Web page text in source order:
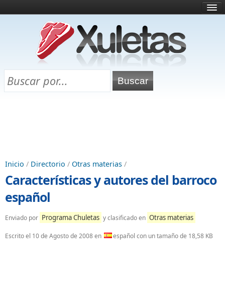
¿Qué es esto?
Directorio
Chuletas para exámenes
Inicio / Directorio / Otras materias /
Características y autores del barroco
español
Enviado por Programa Chuletas y clasificado en Otras materias
Escrito el 10 de Agosto de 2008en español con un tamaño de 18,58 KB